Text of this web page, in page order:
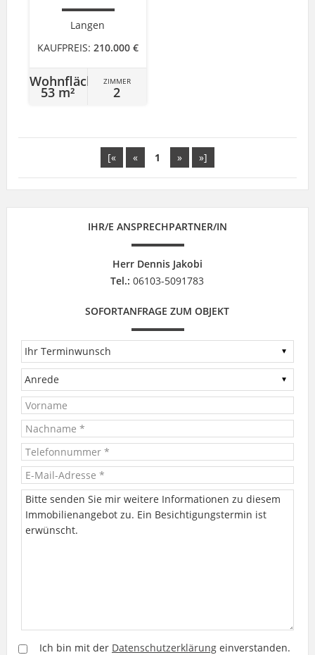
Langen
KAUFPREIS: 210.000 €
Wohnfläche
53 m²
ZIMMER
2
[« « 1 » »]
IHR/E ANSPRECHPARTNER/IN
Herr Dennis Jakobi
Tel.: 06103-5091783
SOFORTANFRAGE ZUM OBJEKT
Ich bin mit der Datenschutzerklärungeinverstanden.